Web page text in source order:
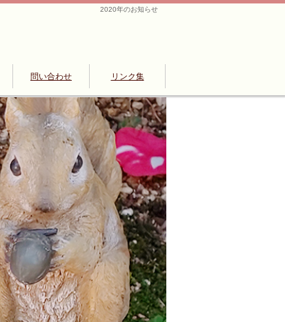
2020年のお知らせ
問い合わせ リンク集